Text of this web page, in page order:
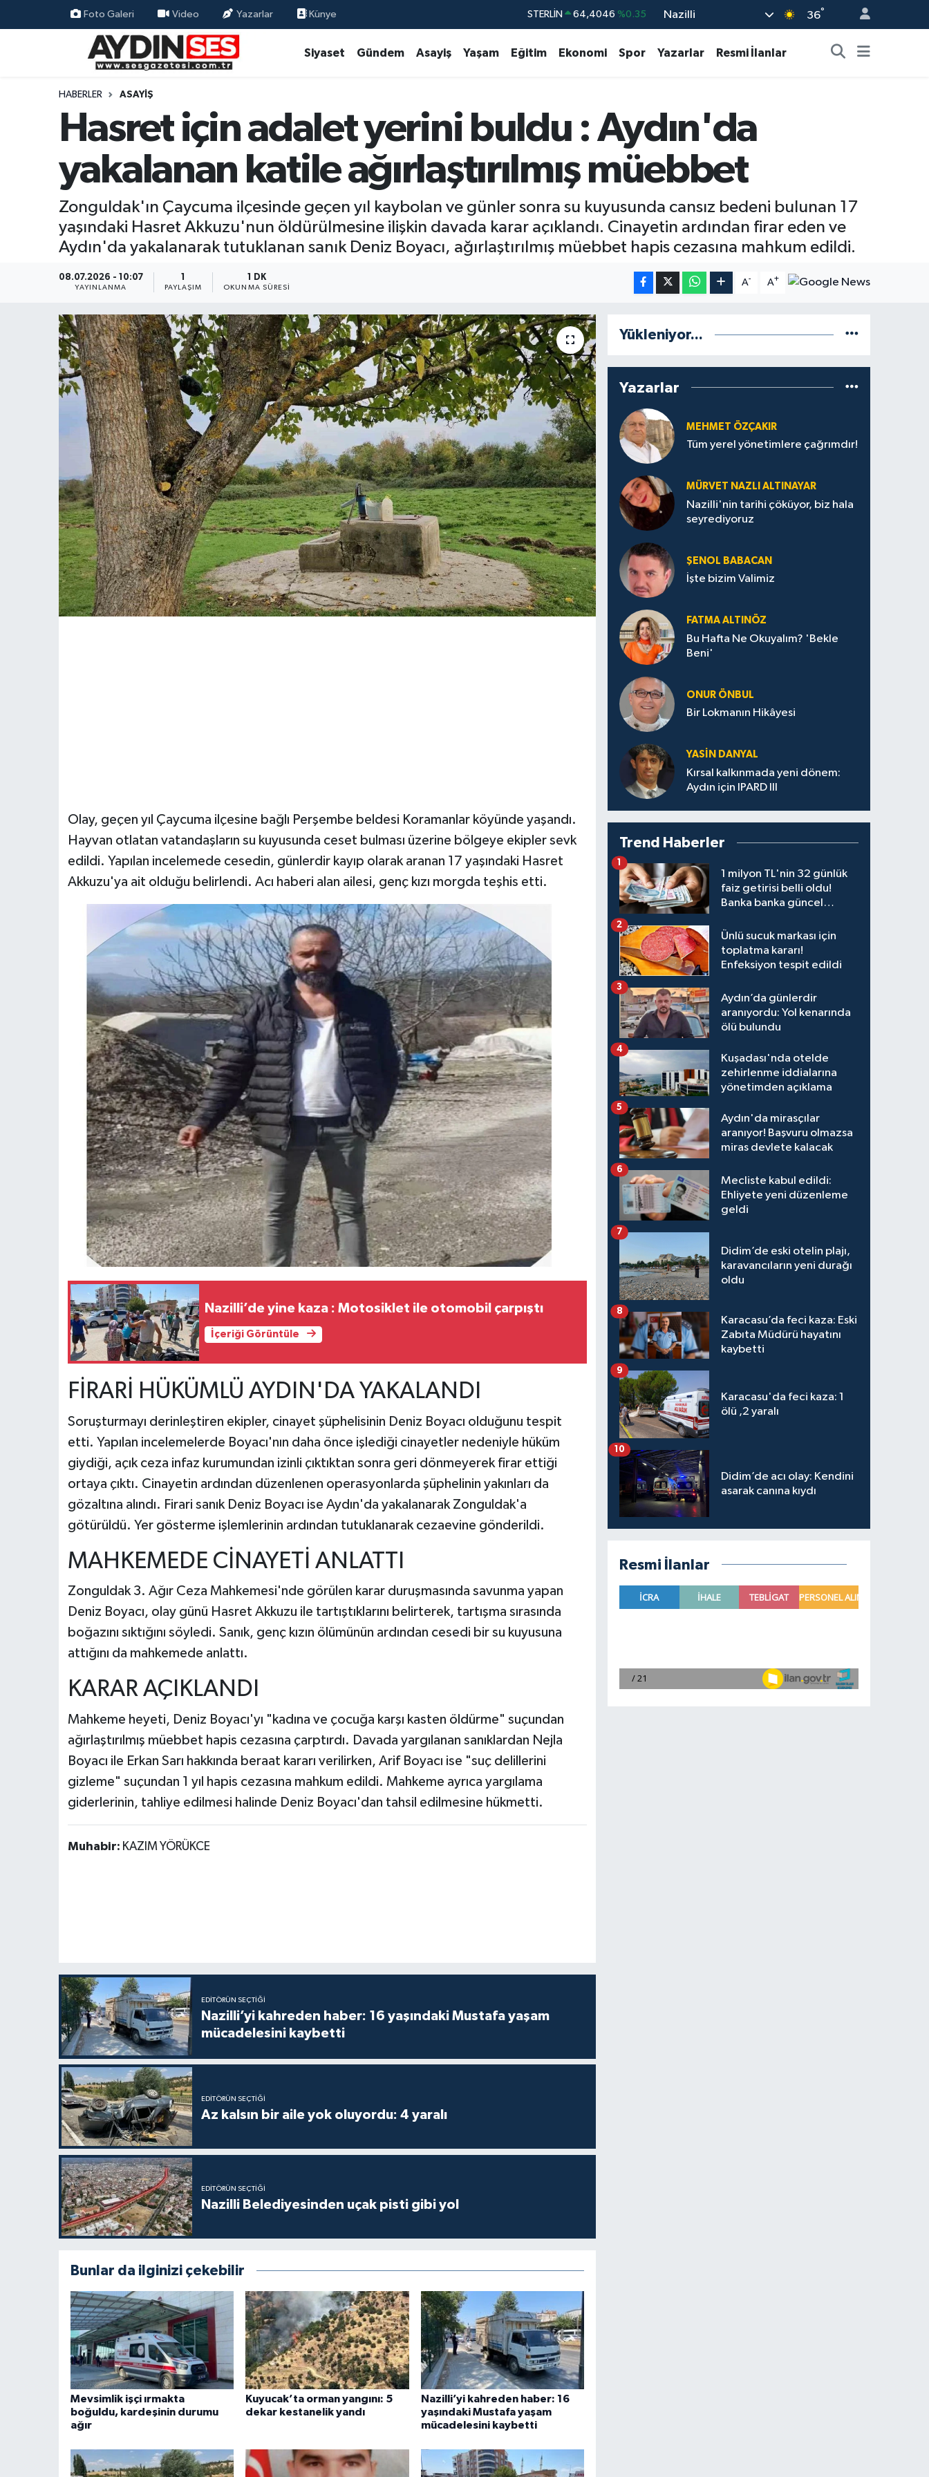
Foto Galeri Video Yazarlar Künye GRAM ALTIN 6618.49 %2.12
EURO 55,1652 %0.27
STERLİN 64,4046 %0.35
Nazilli 36°
Siyaset Gündem Asayiş Yaşam Eğitim Ekonomi Spor Yazarlar Resmi İlanlar
HABERLER ASAYIŞ
Hasret için adalet yerini buldu : Aydın'da
yakalanan katile ağırlaştırılmış müebbet
Zonguldak'ın Çaycuma ilçesinde geçen yıl kaybolan ve günler sonra su kuyusunda cansız bedeni bulunan 17
yaşındaki Hasret Akkuzu'nun öldürülmesine ilişkin davada karar açıklandı. Cinayetin ardından firar eden ve
Aydın'da yakalanarak tutuklanan sanık Deniz Boyacı, ağırlaştırılmış müebbet hapis cezasına mahkum edildi.
08.07.2026 - 10:07
YAYINLANMA PAYLAŞIM
1 DK
OKUNMA SÜRESI
A- A+
Olay, geçen yıl Çaycuma ilçesine bağlı Perşembe beldesi Koramanlar köyünde yaşandı.
Hayvan otlatan vatandaşların su kuyusunda ceset bulması üzerine bölgeye ekipler sevk
edildi. Yapılan incelemede cesedin, günlerdir kayıp olarak aranan 17 yaşındaki Hasret
Akkuzu'ya ait olduğu belirlendi. Acı haberi alan ailesi, genç kızı morgda teşhis etti.
Nazilli’de yine kaza : Motosiklet ile otomobil çarpıştı
İçeriği Görüntüle
FİRARİ HÜKÜMLÜ AYDIN'DA YAKALANDI
Soruşturmayı derinleştiren ekipler, cinayet şüphelisinin Deniz Boyacı olduğunu tespit
etti. Yapılan incelemelerde Boyacı'nın daha önce işlediği cinayetler nedeniyle hüküm
giydiği, açık ceza infaz kurumundan izinli çıktıktan sonra geri dönmeyerek firar ettiği
ortaya çıktı. Cinayetin ardından düzenlenen operasyonlarda şüphelinin yakınları da
gözaltına alındı. Firari sanık Deniz Boyacı ise Aydın'da yakalanarak Zonguldak'a
götürüldü. Yer gösterme işlemlerinin ardından tutuklanarak cezaevine gönderildi.
MAHKEMEDE CİNAYETİ ANLATTI
Zonguldak 3. Ağır Ceza Mahkemesi'nde görülen karar duruşmasında savunma yapan
Deniz Boyacı, olay günü Hasret Akkuzu ile tartıştıklarını belirterek, tartışma sırasında
boğazını sıktığını söyledi. Sanık, genç kızın ölümünün ardından cesedi bir su kuyusuna
attığını da mahkemede anlattı.
KARAR AÇIKLANDI
Mahkeme heyeti, Deniz Boyacı'yı "kadına ve çocuğa karşı kasten öldürme" suçundan
ağırlaştırılmış müebbet hapis cezasına çarptırdı. Davada yargılanan sanıklardan Nejla
Boyacı ile Erkan Sarı hakkında beraat kararı verilirken, Arif Boyacı ise "suç delillerini
gizleme" suçundan 1 yıl hapis cezasına mahkum edildi. Mahkeme ayrıca yargılama
giderlerinin, tahliye edilmesi halinde Deniz Boyacı'dan tahsil edilmesine hükmetti.
Muhabir: KAZIM YÖRÜKCE
EDITÖRÜN SEÇTIĞI
Nazilli’yi kahreden haber: 16 yaşındaki Mustafa yaşam
mücadelesini kaybetti
EDITÖRÜN SEÇTIĞI
Az kalsın bir aile yok oluyordu: 4 yaralı
EDITÖRÜN SEÇTIĞI
Nazilli Belediyesinden uçak pisti gibi yol
Bunlar da ilginizi çekebilir
Mevsimlik işçi ırmakta
boğuldu, kardeşinin durumu
ağır
Kuyucak’ta orman yangını: 5
dekar kestanelik yandı
Nazilli’yi kahreden haber: 16
yaşındaki Mustafa yaşam
mücadelesini kaybetti
Yükleniyor...
Yazarlar
MEHMET ÖZÇAKIR
Tüm yerel yönetimlere çağrımdır!
MÜRVET NAZLI ALTINAYAR
Nazilli'nin tarihi çöküyor, biz hala
seyrediyoruz
ŞENOL BABACAN
İşte bizim Valimiz
FATMA ALTINÖZ
Bu Hafta Ne Okuyalım? 'Bekle
Beni'
ONUR ÖNBUL
Bir Lokmanın Hikâyesi
YASIN DANYAL
Kırsal kalkınmada yeni dönem:
Aydın için IPARD III
Trend Haberler
1 milyon TL'nin 32 günlük
faiz getirisi belli oldu!
Banka banka güncel
1
Ünlü sucuk markası için
toplatma kararı!
Enfeksiyon tespit edildi
2
Aydın’da günlerdir
aranıyordu: Yol kenarında
ölü bulundu
3
Kuşadası'nda otelde
zehirlenme iddialarına
yönetimden açıklama
4
Aydın'da mirasçılar
aranıyor! Başvuru olmazsa
miras devlete kalacak
5
Mecliste kabul edildi:
Ehliyete yeni düzenleme
geldi
6
Didim’de eski otelin plajı,
karavancıların yeni durağı
oldu
7
Karacasu’da feci kaza: Eski
Zabıta Müdürü hayatını
kaybetti
8
Karacasu'da feci kaza: 1
ölü ,2 yaralı
9
Didim’de acı olay: Kendini
asarak canına kıydı
10
Resmi İlanlar
Siyaset
Yaşam
Eğitim
Aydın Nöbetçi Eczaneler
Aydın Hava Durumu
Aydin Namaz Vakitleri
Aydın Trafik Yoğunluk Haritası
Süper Lig Puan Durumu ve Fikstür
Tüm Manşetler